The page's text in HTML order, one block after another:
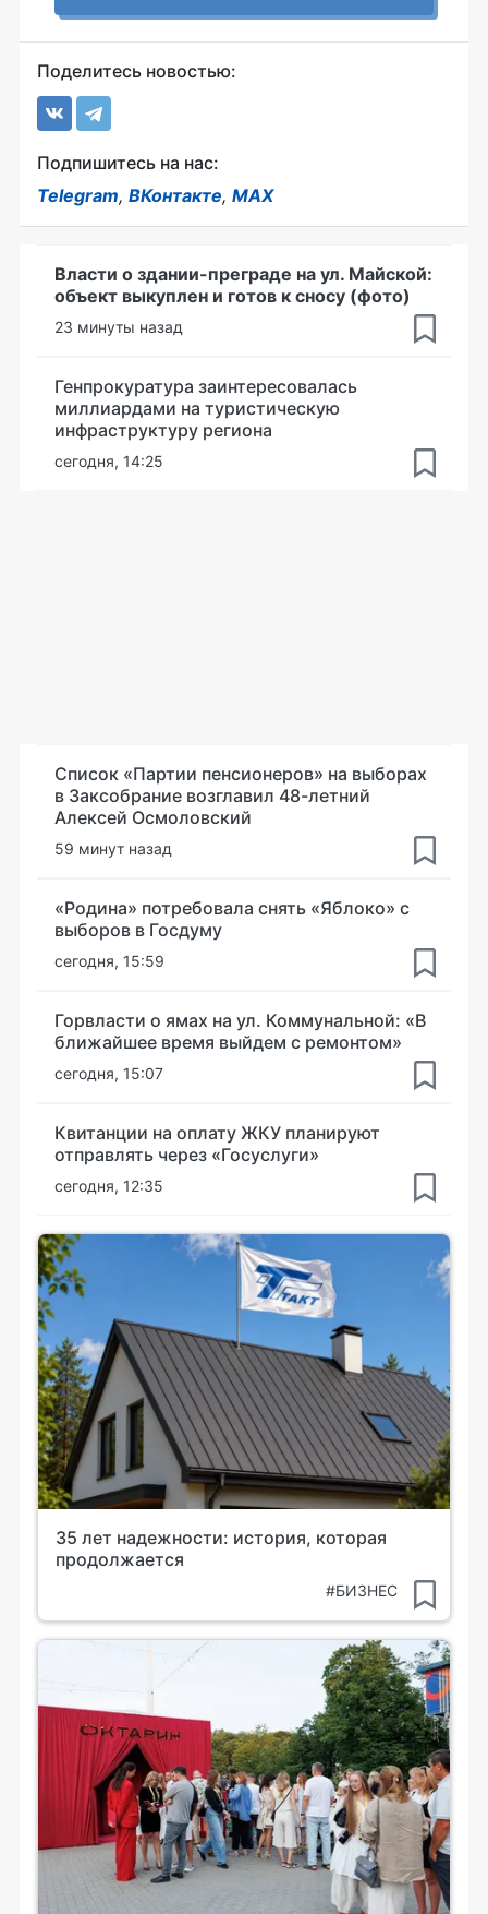
Поделитесь новостью:
Подпишитесь на нас:
Telegram, ВКонтакте, MAX
Власти о здании-преграде на ул. Майской:
объект выкуплен и готов к сносу (фото)
23 минуты назад
Генпрокуратура заинтересовалась
миллиардами на туристическую
инфраструктуру региона
сегодня, 14:25
Список «Партии пенсионеров» на выборах
в Заксобрание возглавил 48-летний
Алексей Осмоловский
59 минут назад
«Родина» потребовала снять «Яблоко» с
выборов в Госдуму
сегодня, 15:59
Горвласти о ямах на ул. Коммунальной: «В
ближайшее время выйдем с ремонтом»
сегодня, 15:07
Квитанции на оплату ЖКУ планируют
отправлять через «Госуслуги»
сегодня, 12:35
35 лет надежности: история, которая
продолжается
#БИЗНЕС